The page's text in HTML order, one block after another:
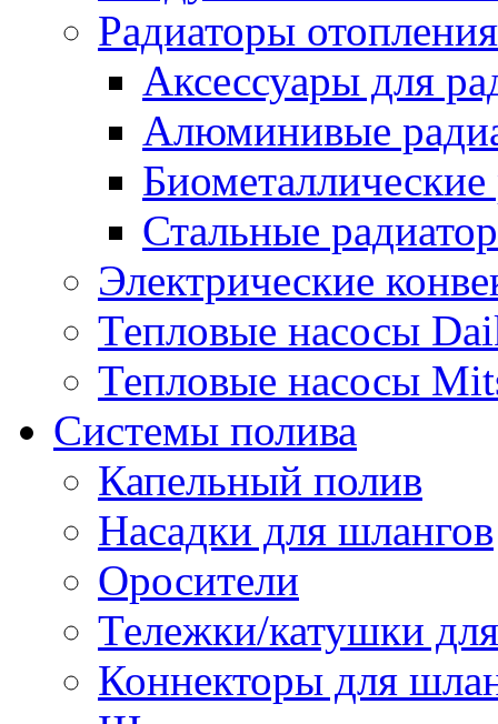
Радиаторы отопления
Аксессуары для
Алюминивые
Стальные
Электрические
Тепловые насосы
Тепловые насосы
Системы полива
Капельный полив
Насадки для шлангов
Оросители
Тележки/катушки
Коннекторы для